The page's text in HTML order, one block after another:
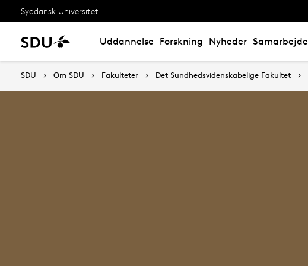
Syddansk Universitet
Uddannelse Forskning Nyheder Samarbejde
SDU Om SDU Fakulteter Det Sundhedsvidenskabelige Fakultet